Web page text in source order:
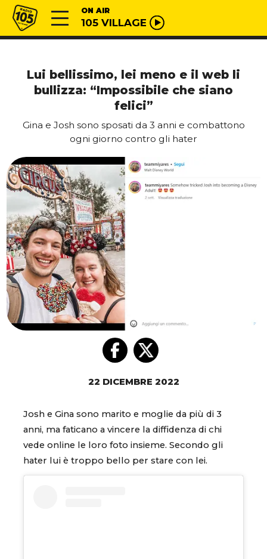
Vai al contenuto
Radio 105 ON AIR
105 VILLAGE
Lui bellissimo, lei meno e il web li
bullizza: “Impossibile che siano
felici”
Gina e Josh sono sposati da 3 anni e combattono
ogni giorno contro gli hater
22 DICEMBRE 2022
Josh e Gina sono marito e moglie da più di 3
anni, ma faticano a vincere la diffidenza di chi
vede online le loro foto insieme. Secondo gli
hater lui è troppo bello per stare con lei.